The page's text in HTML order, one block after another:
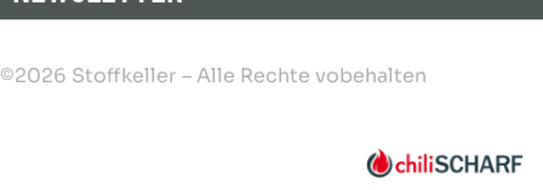
©2026 Stoffkeller – Alle Rechte vobehalten